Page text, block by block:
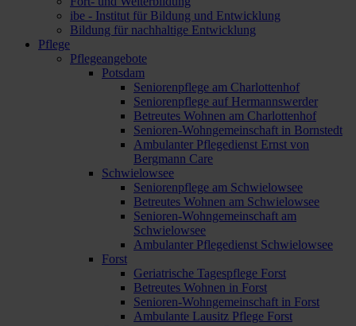
ibe - Institut für Bildung und Entwicklung
Bildung für nachhaltige Entwicklung
Pflege
Pflegeangebote
Potsdam
Seniorenpflege am Charlottenhof
Seniorenpflege auf Hermannswerder
Betreutes Wohnen am Charlottenhof
Senioren-Wohngemeinschaft in Bornstedt
Ambulanter Pflegedienst Ernst von
Bergmann Care
Schwielowsee
Seniorenpflege am Schwielowsee
Betreutes Wohnen am Schwielowsee
Senioren-Wohngemeinschaft am
Schwielowsee
Ambulanter Pflegedienst Schwielowsee
Forst
Geriatrische Tagespflege Forst
Betreutes Wohnen in Forst
Senioren-Wohngemeinschaft in Forst
Ambulante Lausitz Pflege Forst